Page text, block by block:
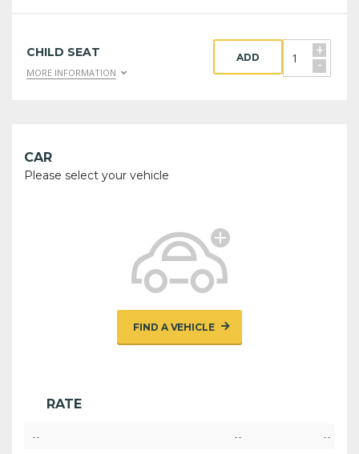
CHILD SEAT
MORE INFORMATION
+
-
ADD
CAR
Please select your vehicle
FIND A VEHICLE
RATE
-- -- --